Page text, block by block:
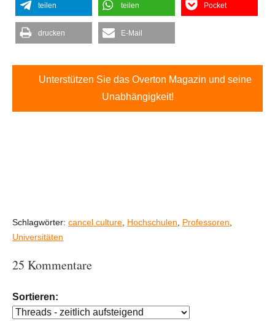
teilen teilen Pocket
drucken E-Mail
Unterstützen Sie das Overton Magazin und seine
Unabhängigkeit!
Schlagwörter: cancel culture Hochschulen Professoren
Universitäten
25 Kommentare
Sortieren: